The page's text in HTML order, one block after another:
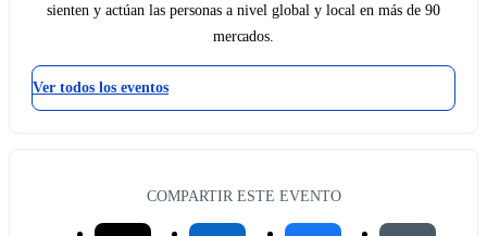
sienten y actúan las personas a nivel global y local en más de 90
mercados.
Ver todos los eventos
COMPARTIR ESTE EVENTO